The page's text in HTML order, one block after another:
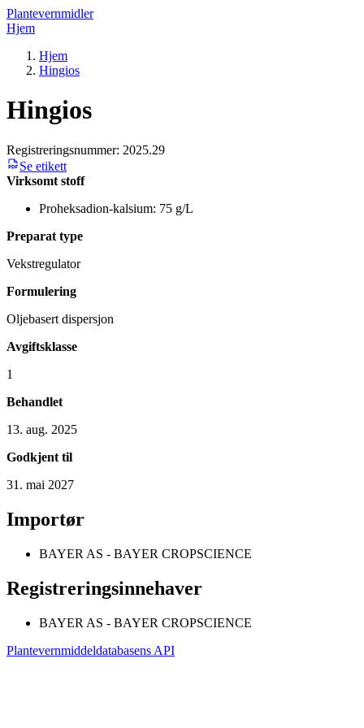
Plantevernmidler
Hjem
Hjem
Hingios
Hingios
Registreringsnummer: 2025.29
Se etikett
Virksomt stoff
Proheksadion-kalsium: 75 g/L
Preparat type
Vekstregulator
Formulering
Oljebasert dispersjon
Avgiftsklasse
1
Behandlet
13. aug. 2025
Godkjent til
31. mai 2027
Importør
BAYER AS - BAYER CROPSCIENCE
Registreringsinnehaver
BAYER AS - BAYER CROPSCIENCE
Plantevernmiddeldatabasens API